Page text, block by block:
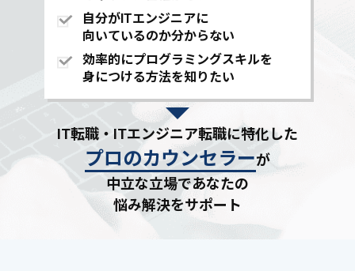
自分がITエンジニアに
向いているのか分からない
効率的にプログラミングスキルを
身につける方法を知りたい
IT転職・ITエンジニア転職に特化した
プロのカウンセラーが
中立な立場であなたの
悩み解決をサポート